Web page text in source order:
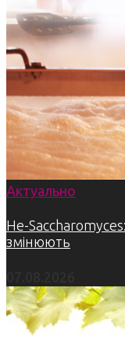
Актуально
Не-
змінюють